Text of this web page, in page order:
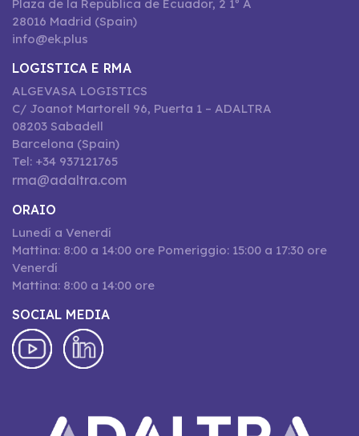
Plaza de la República de Ecuador, 2 1º A
28016 Madrid (Spain)
info@ek.plus
LOGISTICA E RMA
ALGEVASA LOGISTICS
C/ Joanot Martorell 96, Puerta 1 – ADALTRA
08203 Sabadell
Barcelona (Spain)
Tel: +34 937121765
rma@adaltra.com
ORAIO
Lunedí a Venerdí
Mattina: 8:00 a 14:00 ore Pomeriggio: 15:00 a 17:30 ore
Venerdí
Mattina: 8:00 a 14:00 ore
SOCIAL MEDIA